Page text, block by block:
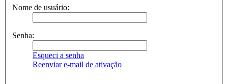
Nome de usuário:
Senha:
Esqueci a senha
Reenviar e-mail de ativação